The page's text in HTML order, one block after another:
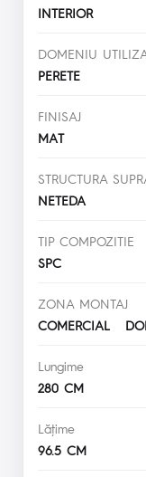
INTERIOR
DOMENIU
PERETE
FINISAJ
MAT
STRUCTURA
NETEDA
TIP COMPOZITIE
SPC
ZONA MONTAJ
COMERCIAL
Lungime
280 CM
Lăţime
96.5 CM